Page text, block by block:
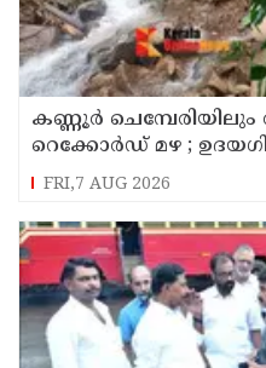
കണ്ണൂർ
റെക്കോർഡ് മഴ ;
ഉരുൾപൊട്ടൽ; 13 പേരെ
FRI,7 AUG 2026